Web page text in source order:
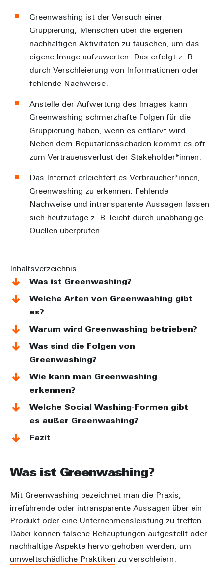
Greenwashing ist der Versuch einer
Gruppierung, Menschen über die eigenen
nachhaltigen Aktivitäten zu täuschen, um das
eigene Image aufzuwerten. Das erfolgt z. B.
durch Verschleierung von Informationen oder
fehlende Nachweise.
Anstelle der Aufwertung des Images kann
Greenwashing schmerzhafte Folgen für die
Gruppierung haben, wenn es entlarvt wird.
Neben dem Reputationsschaden kommt es oft
zum Vertrauensverlust der Stakeholder*innen.
Das Internet erleichtert es Verbraucher*innen,
Greenwashing zu erkennen. Fehlende
Nachweise und intransparente Aussagen lassen
sich heutzutage z. B. leicht durch unabhängige
Quellen überprüfen.
Inhaltsverzeichnis
Was ist Greenwashing?
Welche Arten von Greenwashing gibt
es?
Warum wird Greenwashing betrieben?
Was sind die Folgen von
Greenwashing?
Wie kann man Greenwashing
erkennen?
Welche Social Washing-Formen gibt
es außer Greenwashing?
Fazit
Was ist Greenwashing?
Mit Greenwashing bezeichnet man die Praxis,
irreführende oder intransparente Aussagen über ein
Produkt oder eine Unternehmensleistung zu treffen.
Dabei können falsche Behauptungen aufgestellt oder
nachhaltige Aspekte hervorgehoben werden, um
umweltschädliche Praktiken zu verschleiern.